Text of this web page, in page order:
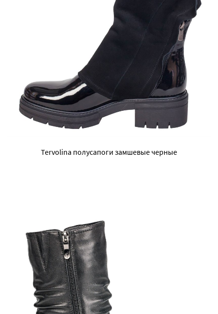
Tervolina полусапоги замшевые черные